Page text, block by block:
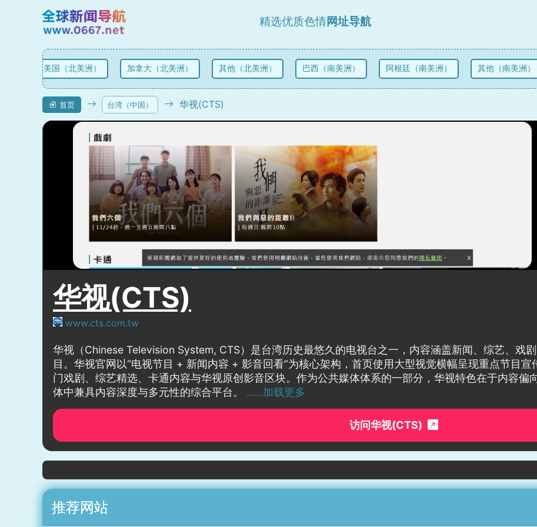
精选优质色情网址导航
美国（北美洲） 加拿大（北美洲） 其他（北美洲） 巴西（南美洲） 阿根廷（南美洲） 其他（南美洲）
首页 台湾（中国） 华视(CTS)
华视(CTS)
www.cts.com.tw
华视（Chinese Television System, CTS）是台湾历史最悠久的电视台之一，内容涵盖新闻、综艺、戏
目。华视官网以“电视节目 + 新闻内容 + 影音回看”为核心架构，首页使用大型视觉横幅呈现重点节目
门戏剧、综艺精选、卡通内容与华视原创影音区块。作为公共媒体体系的一部分，华视特色在于内容偏
体中兼具内容深度与多元性的综合平台。 ……加载更多
访问华视(CTS)
推荐网站